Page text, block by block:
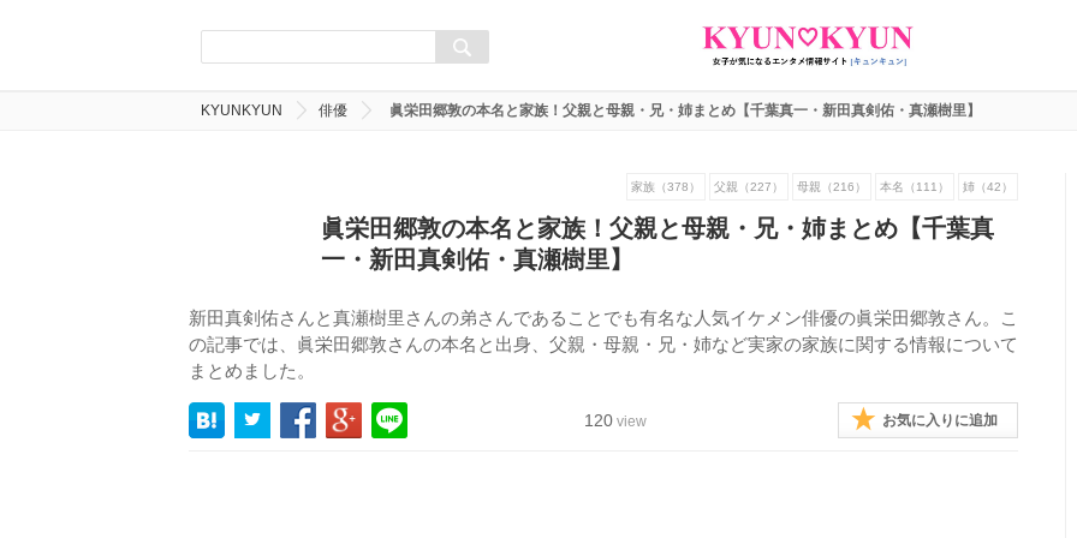
KYUNKYUN 俳優 眞栄田郷敦の本名と家族！父親と母親・兄・姉まとめ【千葉真一・新田真剣佑・真瀬樹里】
家族（378） 父親（227） 母親（216） 本名（111） 姉（42）
眞栄田郷敦の本名と家族！父親と母親・兄・姉まとめ【千葉真
一・新田真剣佑・真瀬樹里】
新田真剣佑さんと真瀬樹里さんの弟さんであることでも有名な人気イケメン俳優の眞栄田郷敦さん。こ
の記事では、眞栄田郷敦さんの本名と出身、父親・母親・兄・姉など実家の家族に関する情報について
まとめました。
120 view お気に入りに追加